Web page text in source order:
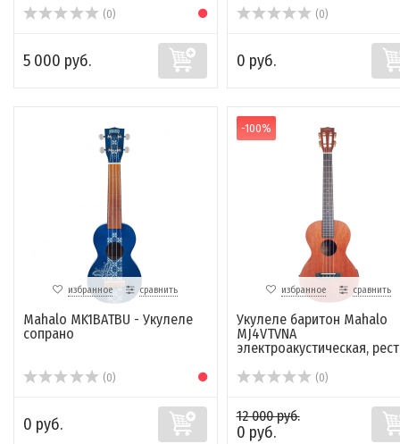
(0)
5 000 руб.
(0)
0 руб.
избранное сравнить
Mahalo MK1BATBU - Укулеле
сопрано
(0)
0 руб.
-100%
избранное сравнить
Укулеле баритон Mahalo
MJ4VTVNA
электроакустическая,
(0)
12 000 руб.
0 руб.